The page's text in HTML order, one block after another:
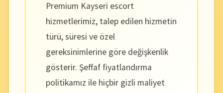
Premium Kayseri escort
hizmetlerimiz, talep edilen hizmetin
türü, süresi ve özel
gereksinimlerine göre değişkenlik
gösterir. Şeffaf fiyatlandırma
politikamız ile hiçbir gizli maliyet